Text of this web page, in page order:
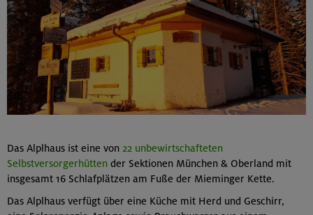
Das Alplhaus ist eine von 22 unbewirtschafteten
Selbstversorgerhütten der Sektionen München & Oberland mit
insgesamt 16 Schlafplätzen am Fuße der Mieminger Kette.
Das Alplhaus verfügt über eine Küche mit Herd und Geschirr,